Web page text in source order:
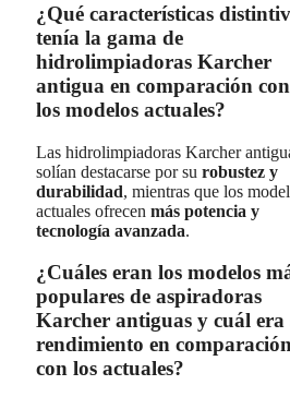
¿Qué características
tenía la gama de
hidrolimpiadoras Karcher
antigua en comparación con
los modelos actuales?
Las hidrolimpiadoras Karcher
solían destacarse por su robustez y
durabilidad, mientras que los
actuales ofrecen más potencia y
tecnología avanzada.
¿Cuáles eran los modelos
populares de aspiradoras
Karcher antiguas y cuál era
rendimiento en
con los actuales?